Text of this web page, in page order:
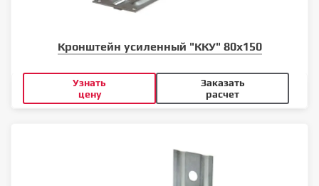
Кронштейн усиленный "ККУ" 80х150
Узнать
цену
Заказать
расчет